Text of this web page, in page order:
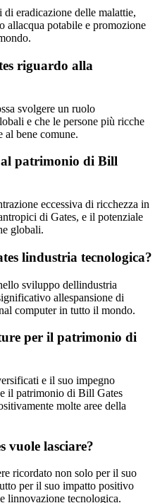
eradicazione delle malattie,
allacqua potabile e promozione
riguardo alla
svolgere un ruolo
e che le persone più ricche
al bene comune.
al patrimonio di Bill
eccessiva di ricchezza in
di Gates, e il potenziale
globali.
lindustria tecnologica?
sviluppo dellindustria
allespansione di
computer in tutto il mondo.
per il patrimonio di
e il suo impegno
il patrimonio di Bill Gates
molte aree della
vuole lasciare?
ricordato non solo per il suo
per il suo impatto positivo
linnovazione tecnologica.